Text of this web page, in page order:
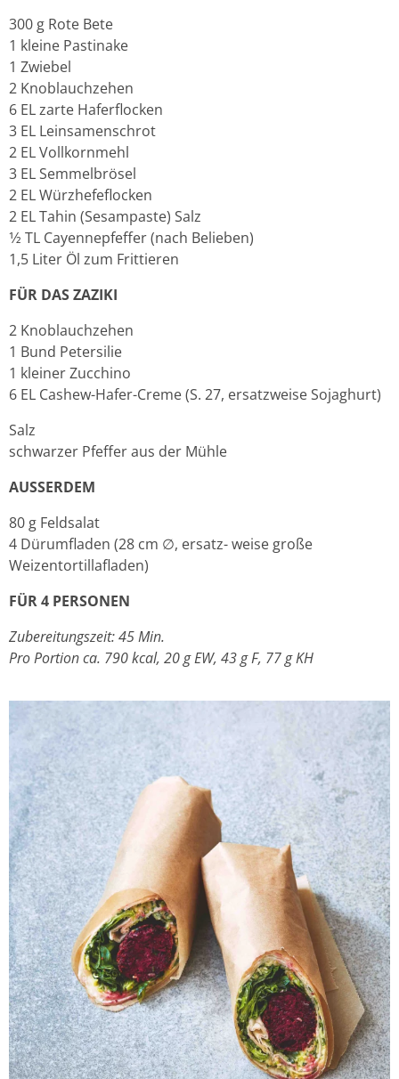
300 g Rote Bete
1 kleine Pastinake
1 Zwiebel
2 Knoblauchzehen
6 EL zarte Haferflocken
3 EL Leinsamenschrot
2 EL Vollkornmehl
3 EL Semmelbrösel
2 EL Würzhefeflocken
2 EL Tahin (Sesampaste) Salz
1⁄2 TL Cayennepfeffer (nach Belieben)
1,5 Liter Öl zum Frittieren
FÜR DAS ZAZIKI
2 Knoblauchzehen
1 Bund Petersilie
1 kleiner Zucchino
6 EL Cashew-Hafer-Creme (S. 27, ersatzweise Sojaghurt)
Salz
schwarzer Pfeffer aus der Mühle
AUSSERDEM
80 g Feldsalat
4 Dürumfladen (28 cm ∅, ersatz- weise große
Weizentortillafladen)
FÜR 4 PERSONEN
Zubereitungszeit: 45 Min.
Pro Portion ca. 790 kcal, 20 g EW, 43 g F, 77 g KH